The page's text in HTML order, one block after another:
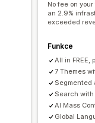
Vlastní ikony
No fee on
an 2.9%
exceeded
Funkce
All in FREE,
7 Themes
Segmented
Search with
AI Mass
Global